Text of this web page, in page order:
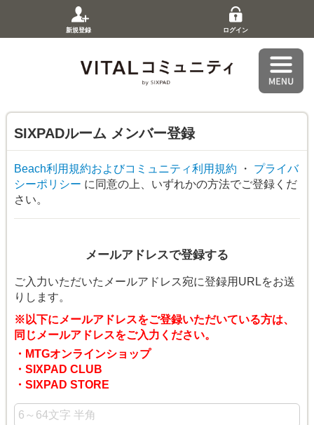
新規登録 ログイン
SIXPADルーム メンバー登録
Beach利用規約およびコミュニティ利用規約 ・ プライバ
シーポリシー に同意の上、いずれかの方法でご登録くだ
さい。
メールアドレスで登録する
ご入力いただいたメールアドレス宛に登録用URLをお送
りします。
※以下にメールアドレスをご登録いただいている方は、
同じメールアドレスをご入力ください。
・MTGオンラインショップ
・SIXPAD CLUB
・SIXPAD STORE